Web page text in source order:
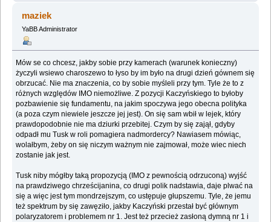
maziek
YaBB Administrator
Mów se co chcesz, jakby sobie przy kamerach (warunek konieczny)
życzyli wsiewo charoszewo to łyso by im było na drugi dzień gównem się
obrzucać. Nie ma znaczenia, co by sobie myśleli przy tym. Tyle że to z
różnych względów IMO niemożliwe. Z pozycji Kaczyńskiego to byłoby
pozbawienie się fundamentu, na jakim spoczywa jego obecna polityka
(a poza czym niewiele jeszcze jej jest). On się sam wbił w lejek, który
prawdopodobnie nie ma dziurki przebitej. Czym by się zajął, gdyby
odpadł mu Tusk w roli pomagiera nadmordercy? Nawiasem mówiąc,
wolałbym, żeby on się niczym ważnym nie zajmował, może wiec niech
zostanie jak jest.
Tusk niby mógłby taką propozycją (IMO z pewnością odrzuconą) wyjść
na prawdziwego chrześcijanina, co drugi polik nadstawia, daje plwać na
się a więc jest tym mondrzejszym, co ustępuje głupszemu. Tyle, że jemu
też spektrum by się zawęziło, jakby Kaczyński przestał być głównym
polaryzatorem i problemem nr 1. Jest też przecież zasłoną dymną nr 1 i